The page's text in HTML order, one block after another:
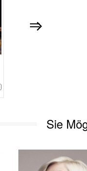
Sie